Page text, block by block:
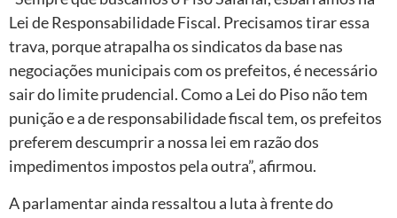
Lei de Responsabilidade Fiscal. Precisamos tirar essa
trava, porque atrapalha os sindicatos da base nas
negociações municipais com os prefeitos, é necessário
sair do limite prudencial. Como a Lei do Piso não tem
punição e a de responsabilidade fiscal tem, os prefeitos
preferem descumprir a nossa lei em razão dos
impedimentos impostos pela outra”, afirmou.
A parlamentar ainda ressaltou a luta à frente do